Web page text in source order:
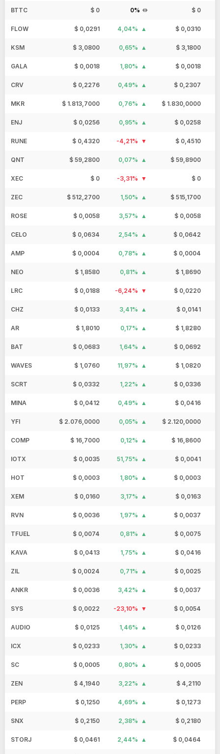
BTTC $ 0 0% $ 0
FLOW $ 0,0291 4,04% $ 0,0310
KSM $ 3,0800 0,65% $ 3,1800
GALA $ 0,0018 1,80% $ 0,0018
CRV $ 0,2276 0,49% $ 0,2307
MKR $ 1.813,7000 0,76% $ 1.830,0000
ENJ $ 0,0256 0,95% $ 0,0258
RUNE $ 0,4320 -4,21% $ 0,4510
QNT $ 59,2800 0,07% $ 59,8900
XEC $ 0 -3,31% $ 0
ZEC $ 512,2700 1,50% $ 515,1700
ROSE $ 0,0058 3,57% $ 0,0058
CELO $ 0,0634 2,54% $ 0,0642
AMP $ 0,0004 0,78% $ 0,0004
NEO $ 1,8580 0,81% $ 1,8690
LRC $ 0,0188 -6,24% $ 0,0220
CHZ $ 0,0133 3,41% $ 0,0141
AR $ 1,8010 0,17% $ 1,8280
BAT $ 0,0683 1,64% $ 0,0692
WAVES $ 1,0760 11,97% $ 1,0820
SCRT $ 0,0332 1,22% $ 0,0336
MINA $ 0,0412 0,49% $ 0,0416
YFI $ 2.076,0000 0,05% $ 2.120,0000
COMP $ 16,7000 0,12% $ 16,8600
IOTX $ 0,0035 51,75% $ 0,0041
HOT $ 0,0003 1,80% $ 0,0003
XEM $ 0,0160 3,17% $ 0,0163
RVN $ 0,0036 1,97% $ 0,0037
TFUEL $ 0,0074 0,81% $ 0,0075
KAVA $ 0,0413 1,75% $ 0,0416
ZIL $ 0,0024 0,71% $ 0,0025
ANKR $ 0,0036 3,42% $ 0,0037
SYS $ 0,0022 -23,10% $ 0,0054
AUDIO $ 0,0125 1,46% $ 0,0126
ICX $ 0,0233 1,30% $ 0,0233
SC $ 0,0005 0,80% $ 0,0005
ZEN $ 4,1940 3,22% $ 4,2110
PERP $ 0,1250 4,69% $ 0,1273
SNX $ 0,2150 2,38% $ 0,2180
STORJ $ 0,0461 2,44% $ 0,0464